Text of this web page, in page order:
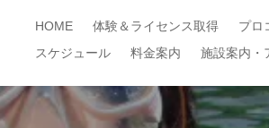
HOME 体験＆ライセンス取得 プロ
スケジュール
料金案内 施設案内・